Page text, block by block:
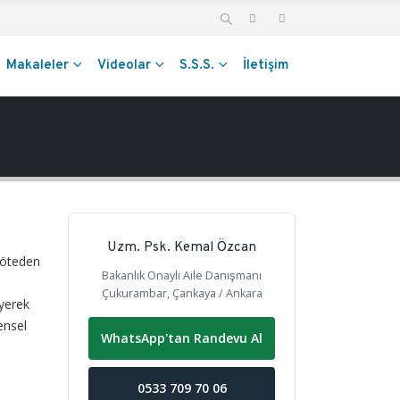
Makaleler Videolar S.S.S. İletişim
Uzm. Psk. Kemal Özcan
Bakanlık Onaylı Aile Danışmanı
Çukurambar, Çankaya / Ankara
WhatsApp'tan Randevu Al
0533 709 70 06